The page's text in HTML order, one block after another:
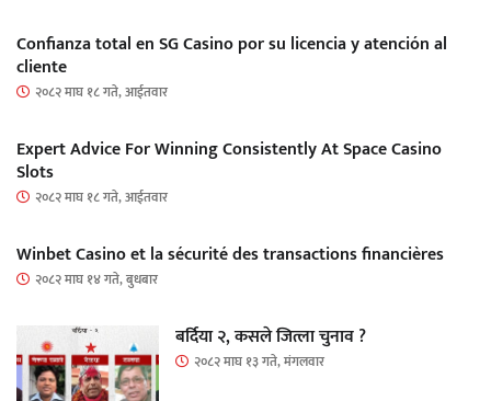
Confianza total en SG Casino por su licencia y atención al
cliente
२०८२ माघ १८ गते, आईतवार
Expert Advice For Winning Consistently At Space Casino
Slots
२०८२ माघ १८ गते, आईतवार
Winbet Casino et la sécurité des transactions financières
२०८२ माघ १४ गते, बुधबार
बर्दिया २, कसले जित्ला चुनाव ?
२०८२ माघ १३ गते, मंगलवार